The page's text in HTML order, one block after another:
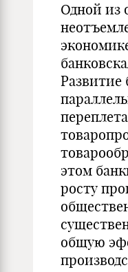
Одной из
Развитие
этом
росту
общую